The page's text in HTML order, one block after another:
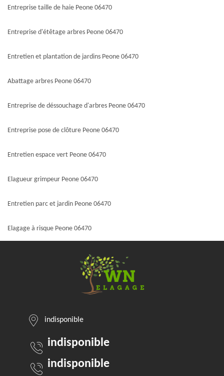
Entreprise taille de haie Peone 06470
Entreprise d'étêtage arbres Peone 06470
Entretien et plantation de jardins Peone 06470
Abattage arbres Peone 06470
Entreprise de déssouchage d'arbres Peone 06470
Entreprise pose de clôture Peone 06470
Entretien espace vert Peone 06470
Elagueur grimpeur Peone 06470
Entretien parc et jardin Peone 06470
Elagage à risque Peone 06470
indisponible
indisponible
indisponible